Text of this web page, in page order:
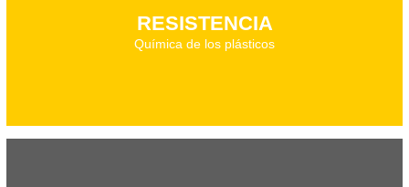
RESISTENCIA
Química de los plásticos